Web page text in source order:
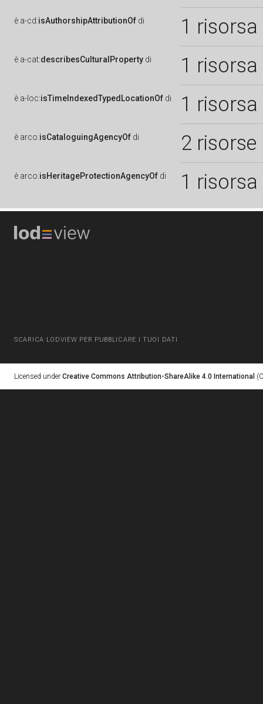
è a-cd:isAuthorshipAttributionOf di 1 risorsa
è a-cat:describesCulturalProperty di 1 risorsa
è a-loc:isTimeIndexedTypedLocationOf di 1 risorsa
è arco:isCataloguingAgencyOf di 2 risorse
è arco:isHeritageProtectionAgencyOf di 1 risorsa
SCARICA LODVIEW PER PUBBLICARE I TUOI DATI
Licensed under Creative Commons Attribution-ShareAlike 4.0 International